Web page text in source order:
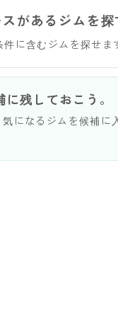
があるジムを探
に含むジムを探せ
残しておこう。
になるジムを候補